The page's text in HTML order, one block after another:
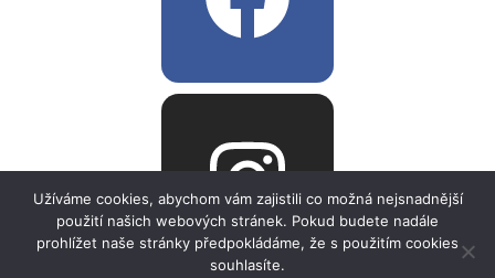
Užíváme cookies, abychom vám zajistili co možná nejsnadnější
použití našich webových stránek. Pokud budete nadále
prohlížet naše stránky předpokládáme, že s použitím cookies
souhlasíte.